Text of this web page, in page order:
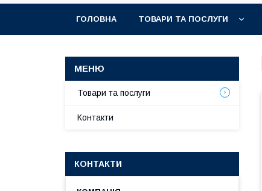
ГОЛОВНА ТОВАРИ ТА ПОСЛУГИ
Товари та послуги
Контакти
КОНТАКТИ